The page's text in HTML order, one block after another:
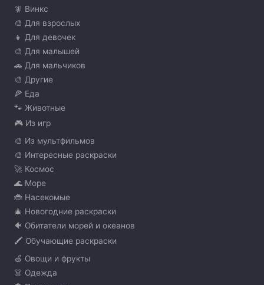
🧚 Винкс
🎨 Для взрослых
👧 Для девочек
🎨 Для малышей
🚗 Для мальчиков
🎨 Другие
🍕 Еда
🐾 Животные
🎮 Из игр
🎨 Из мультфильмов
🎨 Интересные раскраски
🚀 Космос
🌊 Море
🐞 Насекомые
🎄 Новогодние раскраски
🐠 Обитатели морей и океанов
🖍️ Обучающие раскраски
🍏 Овощи и фрукты
👗 Одежда